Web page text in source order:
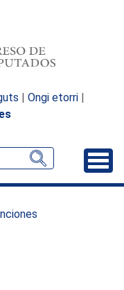
| Ongi etorri |